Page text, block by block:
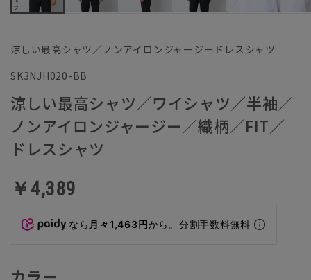
涼しい最高シャツ／ノンアイロンジャージードレスシャツ
SK3NJH020-BB
涼しい最高シャツ／ワイシャツ／半袖／
ノンアイロンジャージー／織柄／FIT／
ドレスシャツ
￥4,389
なら 月々1,463円から。分割手数料無料